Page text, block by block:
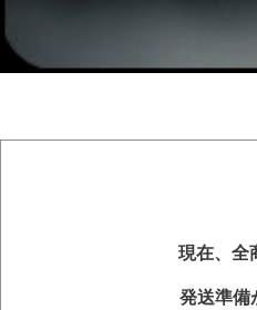
現在、全
発送準備